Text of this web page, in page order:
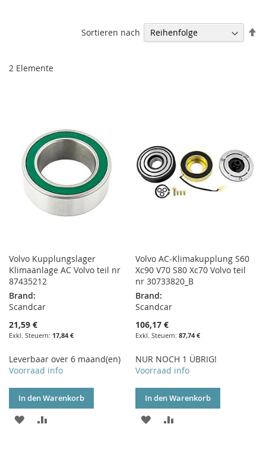
2 Elemente
Sortieren nach
Volvo Kupplungslager
Klimaanlage AC Volvo teil nr
87435212
Brand:
Scandcar
21,59 €
17,84 €
Leverbaar over 6 maand(en)
Voorraad info
In den Warenkorb
ZUR
Volvo AC-Klimakupplung S60
Xc90 V70 S80 Xc70 Volvo teil
nr 30733820_B
Brand:
Scandcar
106,17 €
87,74 €
NUR NOCH 1 ÜBRIG!
Voorraad info
In den Warenkorb
ZUR